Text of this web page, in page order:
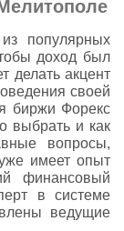
популярных
доход был
делать акцент
своей
биржи Форекс
выбрать и как
вопросы,
имеет опыт
финансовый
в системе
ведущие